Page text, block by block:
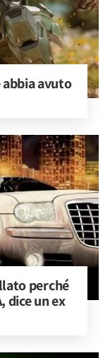
abbia avuto
perché
dice un ex